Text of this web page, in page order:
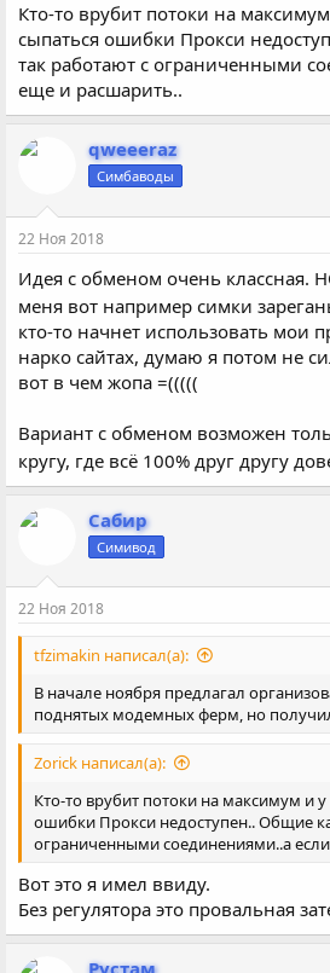
Кто-то врубит потоки на
сыпаться ошибки Прокси
так работают с ограниченными
еще и расшарить..
qweeeraz
Симбаводы
22 Ноя 2018
Идея с обменом очень классная.
меня вот например симки
кто-то начнет использовать мои
нарко сайтах, думаю я потом не
вот в чем жопа =(((((
Вариант с обменом возможен
кругу, где всё 100% друг другу
Сабир
Симивод
22 Ноя 2018
tfzimakin написал(а):
В начале ноября предлагал
поднятых модемных ферм, но
Zorick написал(а):
Кто-то врубит потоки на максимум и у
ошибки Прокси недоступен.. Общие
ограниченными соединениями..а
Вот это я имел ввиду.
Без регулятора это провальная